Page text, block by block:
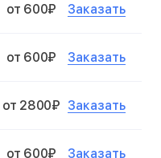
от 600₽ Заказать
от 600₽ Заказать
от 2800₽ Заказать
от 600₽ Заказать